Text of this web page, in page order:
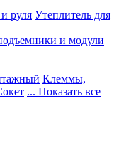
руля Утеплитель для
и модули
Клеммы,
... Показать все